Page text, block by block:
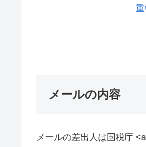
メールの内容
メールの差出人は国税庁